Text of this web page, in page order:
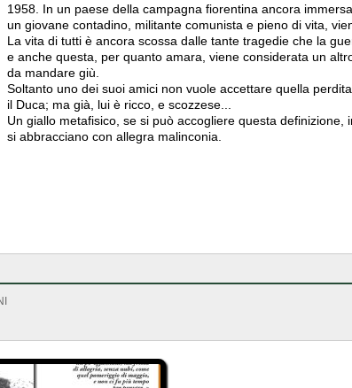
1958. In un paese della campagna fiorentina ancora
un giovane contadino, militante comunista e pieno di vita,
La vita di tutti è ancora scossa dalle tante tragedie che la
e anche questa, per quanto amara, viene considerata un
da mandare giù.
Soltanto uno dei suoi amici non vuole accettare quella
il Duca; ma già, lui è ricco, e scozzese...
Un giallo metafisico, se si può accogliere questa definizione,
si abbracciano con allegra malinconia.